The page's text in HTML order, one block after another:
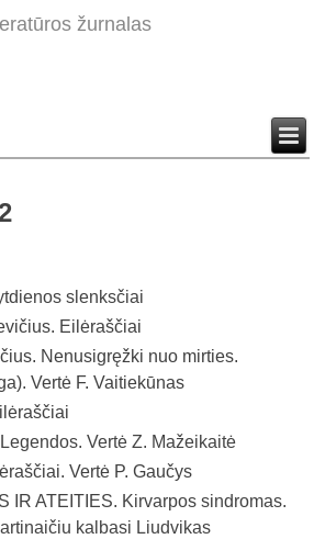
žurnalas
slenksčiai
Eilėraščiai
Nenusigręžki nuo mirties.
Vertė F. Vaitiekūnas
Vertė Z. Mažeikaitė
Vertė P. Gaučys
IR ATEITIES. Kirvarpos sindromas.
kalbasi Liudvikas